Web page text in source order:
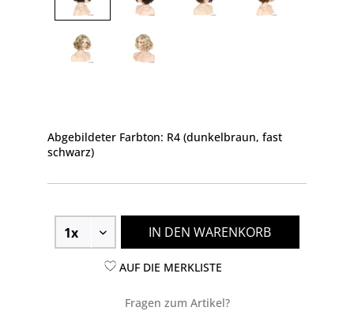
Abgebildeter Farbton: R4 (dunkelbraun, fast
schwarz)
IN DEN WARENKORB
AUF DIE MERKLISTE
Fragen zum Artikel?